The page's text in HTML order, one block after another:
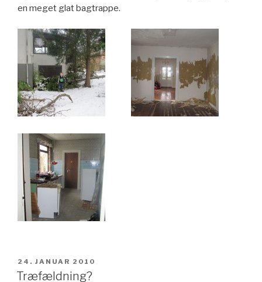
en meget glat bagtrappe.
UDGIVET
DEN
24. JANUAR 2010
Træfældning?